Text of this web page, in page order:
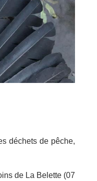
déchets de pêche,
de La Belette (07